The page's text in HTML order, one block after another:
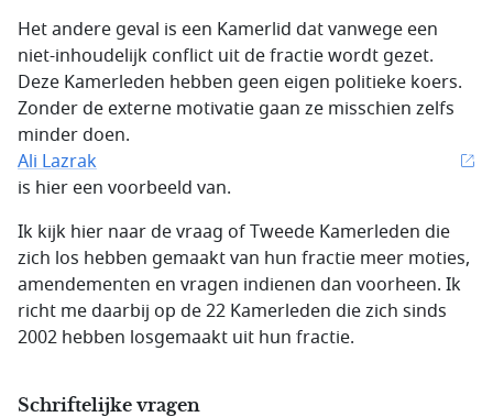
Het andere geval is een Kamerlid dat vanwege een
niet-inhoudelijk conflict uit de fractie wordt gezet.
Deze Kamerleden hebben geen eigen politieke koers.
Zonder de externe motivatie gaan ze misschien zelfs
minder doen.
Ali Lazrak
is hier een voorbeeld van.
Ik kijk hier naar de vraag of Tweede Kamerleden die
zich los hebben gemaakt van hun fractie meer moties,
amendementen en vragen indienen dan voorheen. Ik
richt me daarbij op de 22 Kamerleden die zich sinds
2002 hebben losgemaakt uit hun fractie.
Schriftelijke vragen